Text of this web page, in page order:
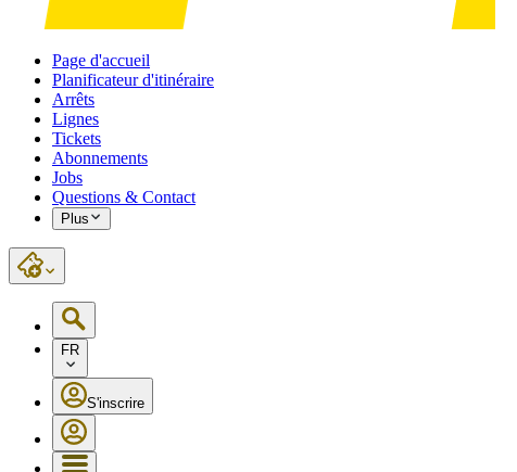
Page d'accueil
Planificateur d'itinéraire
Arrêts
Lignes
Tickets
Abonnements
Jobs
Questions & Contact
Plus
FR
S'inscrire